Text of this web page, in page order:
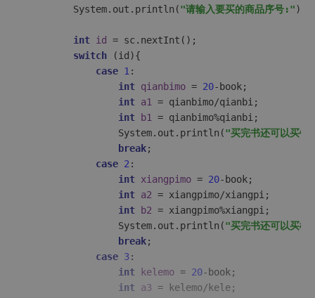
        System.out.println(
"请输入要买的商品序号:");
int id = sc.nextInt();
switch (id){
case 1 :
int qianbimo = 20-book;
int a1 = qianbimo/qianbi;
int
b1 = qianbimo%qianbi;
                System.out.println(
"买完书还可以买铅
break;
case 2 :
int xiangpimo = 20-book;
int a2 = xiangpimo/xiangpi;
int
b2 = xiangpimo%xiangpi;
                System.out.println(
"买完书还可以买橡
break;
case 3:
int
kelemo = 20-book;
int
a3 = kelemo/kele;